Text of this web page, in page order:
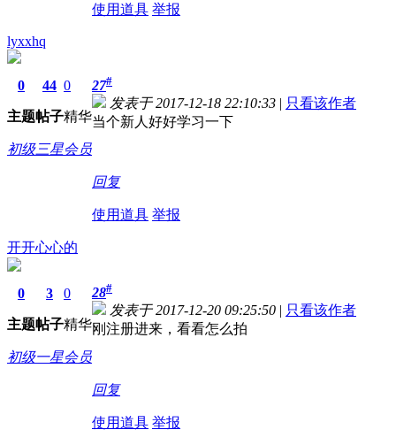
使用道具 举报
lyxxhq
0
主题
44
帖子
0
精华
初级三星会员
27#
发表于 2017-12-18 22:10:33 | 只看该作者
当个新人好好学习一下
回复
使用道具 举报
开开心心的
0
主题
3
帖子
0
精华
初级一星会员
28#
发表于 2017-12-20 09:25:50 | 只看该作者
刚注册进来，看看怎么拍
回复
使用道具 举报